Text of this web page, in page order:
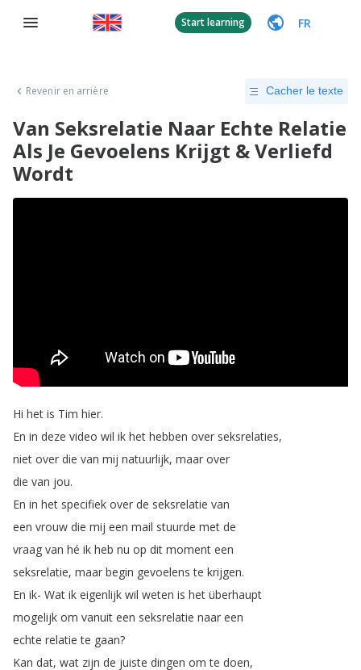
Start learning FR
Revenir en arrière Cacher le texte
Van Seksrelatie Naar Echte Relatie
Als Je Gevoelens Krijgt & Verliefd
Wordt
Hi het is Tim hier.
En in deze video wil ik het hebben over seksrelaties,
niet over die van mij natuurlijk, maar over
die van jou.
En in het specifiek over de seksrelatie van
een vrouw die mij een mail stuurde met de
vraag van hé ik heb nu op dit moment een
seksrelatie, maar begin gevoelens te krijgen.
En ik- Wat ik eigenlijk wil weten is het überhaupt
mogelijk om vanuit een seksrelatie naar een
echte relatie te gaan?
Kan dat, wat zijn de juiste dingen om te doen,